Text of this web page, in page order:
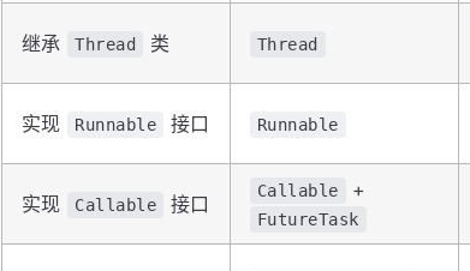
继承 Thread 类 Thread
实现 Runnable 接口 Runnable
实现 Callable 接口
Callable +
FutureTask